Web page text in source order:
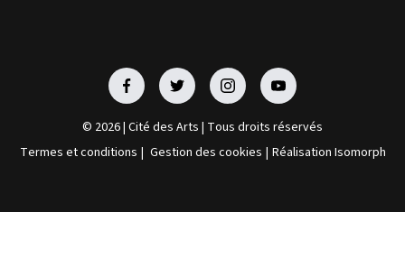
© 2026 | Cité des Arts | Tous droits réservés
Termes et conditions | Gestion des cookies | Réalisation Isomorph
FacebookFacebookFacebookFacebook